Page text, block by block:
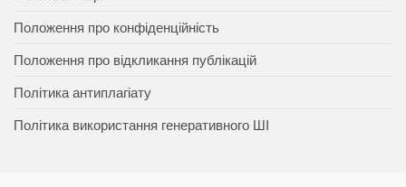
Положення про конфіденційність
Положення про відкликання публікацій
Політика антиплагіату
Політика використання генеративного ШІ